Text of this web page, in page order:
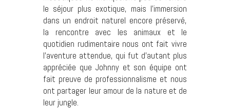
le séjour plus exotique, mais l’immersion
dans un endroit naturel encore préservé,
la rencontre avec les animaux et le
quotidien rudimentaire nous ont fait vivre
l’aventure attendue, qui fut d’autant plus
appréciée que Johnny et son équipe ont
fait preuve de professionnalisme et nous
ont partager leur amour de la nature et de
leur jungle.